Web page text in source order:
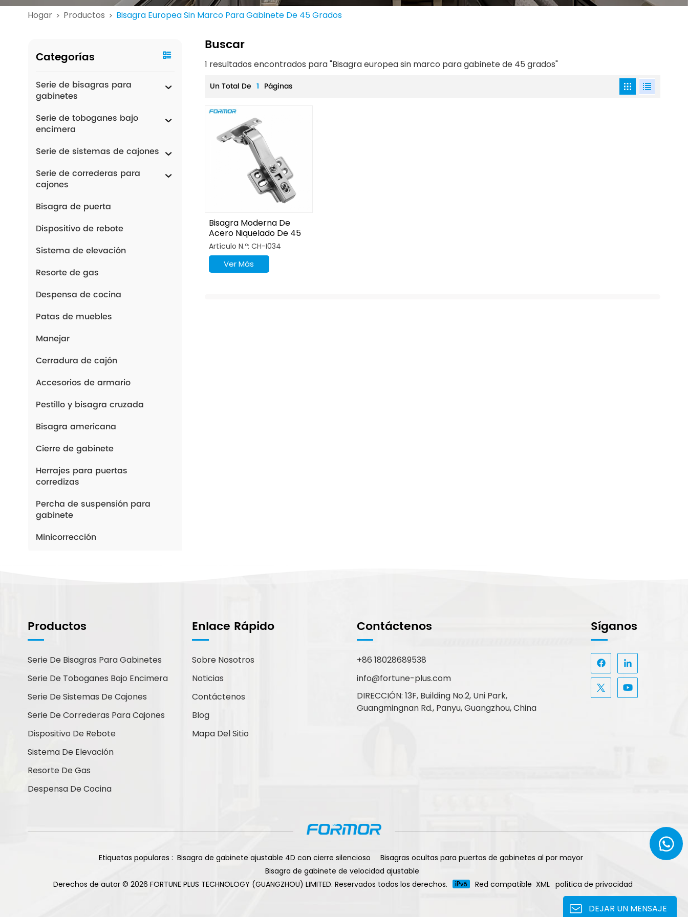
Hogar > Productos > Bisagra Europea Sin Marco Para Gabinete De 45 Grados
Categorías
Serie de bisagras para
gabinetes
Serie de toboganes bajo
encimera
Serie de sistemas de cajones
Serie de correderas para
cajones
Bisagra de puerta
Dispositivo de rebote
Sistema de elevación
Resorte de gas
Despensa de cocina
Patas de muebles
Manejar
Cerradura de cajón
Accesorios de armario
Pestillo y bisagra cruzada
Bisagra americana
Cierre de gabinete
Herrajes para puertas
corredizas
Percha de suspensión para
gabinete
Minicorrección
Puede contactarnos de la forma
que le resulte más cómoda.
Estamos disponibles 24/7 por
correo electrónico o teléfono.
Contáctenos
Nuevos Productos
de cierre suave con
gabinete, 2 orificios,
Leer Más
Buscar
1 resultados encontrados para "Bisagra europea sin marco para gabinete de 45 grados"
Un Total De 1 Páginas
Bisagra Moderna De
Acero Niquelado De 45
Grados
Artículo N.º: CH-I034
Ver Más
Productos
Serie De Bisagras Para Gabinetes
Serie De Toboganes Bajo Encimera
Serie De Sistemas De Cajones
Serie De Correderas Para Cajones
Dispositivo De Rebote
Sistema De Elevación
Resorte De Gas
Despensa De Cocina
Enlace Rápido
Sobre Nosotros
Noticias
Contáctenos
Blog
Mapa Del Sitio
Contáctenos
+86 18028689538
info@fortune-plus.com
DIRECCIÓN: 13F, Building No.2, Uni Park,
Guangmingnan Rd., Panyu, Guangzhou, China
Síganos
Etiquetas populares : Bisagra de gabinete ajustable 4D con cierre silencioso
Bisagras ocultas para puertas de gabinetes al por mayor
Bisagra de gabinete de velocidad ajustable
Derechos de autor © 2026 FORTUNE PLUS TECHNOLOGY (GUANGZHOU) LIMITED. Reservados todos los derechos.
Red compatible XML política de privacidad
DEJAR UN MENSAJE